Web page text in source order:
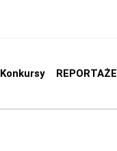
Konkursy REPORTAŻE